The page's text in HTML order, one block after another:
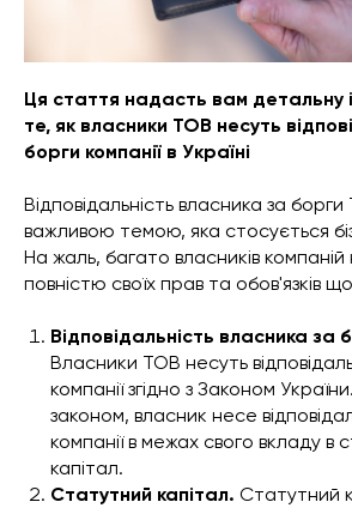
Ця стаття надасть вам детальну
те, як власники ТОВ несуть
борги компанії в Україні
Відповідальність власника за борги
важливою темою, яка стосується
На жаль, багато власників
повністю своїх прав та обов'язків
Відповідальність власника за
Власники ТОВ несуть
компанії згідно з Законом
законом, власник несе
компанії в межах свого вкладу в
капітал.
Статутний капітал. Статутний